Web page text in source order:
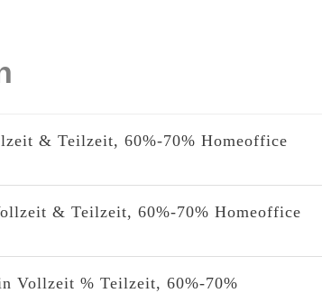
& Teilzeit, 60%-70% Homeoffice
& Teilzeit, 60%-70% Homeoffice
Vollzeit % Teilzeit, 60%-70%